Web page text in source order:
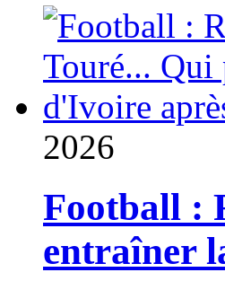
2026
Football :
entraîner